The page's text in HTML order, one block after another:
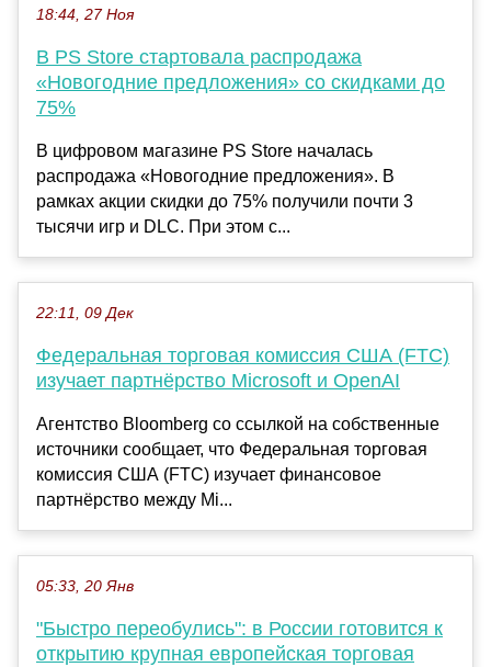
18:44, 27 Ноя
В PS Store стартовала распродажа
«Новогодние предложения» со скидками до
75%
В цифровом магазине PS Store началась
распродажа «Новогодние предложения». В
рамках акции скидки до 75% получили почти 3
тысячи игр и DLC. При этом с...
22:11, 09 Дек
Федеральная торговая комиссия США (FTC)
изучает партнёрство Microsoft и OpenAI
Агентство Bloomberg со ссылкой на собственные
источники сообщает, что Федеральная торговая
комиссия США (FTC) изучает финансовое
партнёрство между Mi...
05:33, 20 Янв
"Быстро переобулись": в России готовится к
открытию крупная европейская торговая